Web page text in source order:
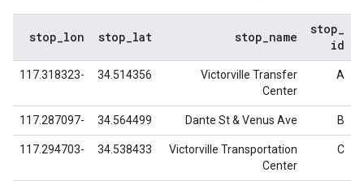
stop
id
stop name
stop lat
stop lon
A
Victorville Transfer
Center
34.514356
-117.318323
B
Dante St & Venus Ave
34.564499
-117.287097
C
Victorville Transportation
Center
34.538433
-117.294703